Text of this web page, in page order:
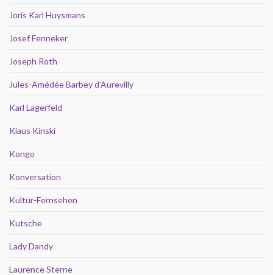
Joris Karl Huysmans
Josef Fenneker
Joseph Roth
Jules-Amédée Barbey d’Aurevilly
Karl Lagerfeld
Klaus Kinski
Kongo
Konversation
Kultur-Fernsehen
Kutsche
Lady Dandy
Laurence Sterne